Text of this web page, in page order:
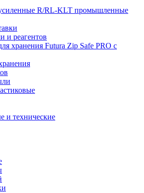
R/RL-KLT промышленные
и реагентов
хранения Futura Zip Safe PRO с
и технические